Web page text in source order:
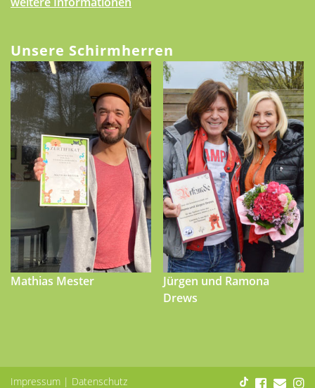
Unsere Schirmherren
Mathias Mester
Jürgen und Ramona
Drews
Impressum | Datenschutz